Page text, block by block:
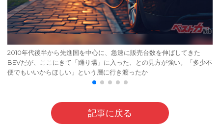
2010年代後半から先進国を中心に、急速に販売台数を伸ばしてきた
BEVだが、ここにきて「踊り場」に入った、との見方が強い。「多少不
便でもいいからほしい」という層に行き渡ったか
記事に戻る